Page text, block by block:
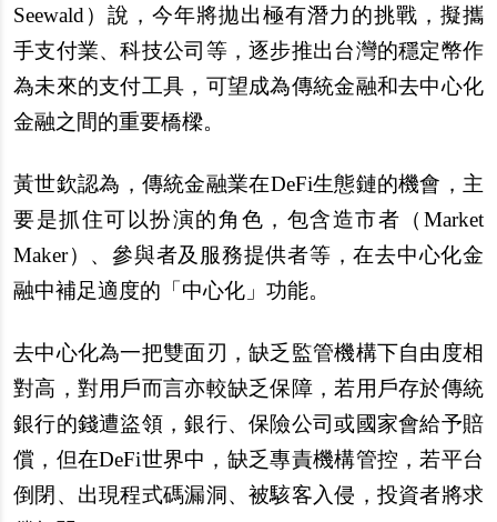
Seewald）說，今年將拋出極有潛力的挑戰，擬攜
手支付業、科技公司等，逐步推出台灣的穩定幣作
為未來的支付工具，可望成為傳統金融和去中心化
金融之間的重要橋樑。
黃世欽認為，傳統金融業在DeFi生態鏈的機會，主
要是抓住可以扮演的角色，包含造市者（Market
Maker）、參與者及服務提供者等，在去中心化金
融中補足適度的「中心化」功能。
去中心化為一把雙面刃，缺乏監管機構下自由度相
對高，對用戶而言亦較缺乏保障，若用戶存於傳統
銀行的錢遭盜領，銀行、保險公司或國家會給予賠
償，但在DeFi世界中，缺乏專責機構管控，若平台
倒閉、出現程式碼漏洞、被駭客入侵，投資者將求